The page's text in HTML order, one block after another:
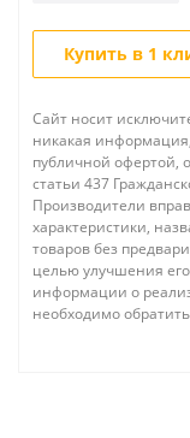
Купить в 1
Сайт носит
никакая
публичной офертой,
статьи 437
Производители
характеристики,
товаров без
целью улучшения
информации о
необходимо